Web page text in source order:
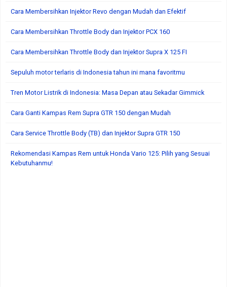
Cara Membersihkan Injektor Revo dengan Mudah dan Efektif
Cara Membersihkan Throttle Body dan Injektor PCX 160
Cara Membersihkan Throttle Body dan Injektor Supra X 125 FI
Sepuluh motor terlaris di Indonesia tahun ini mana favoritmu
Tren Motor Listrik di Indonesia: Masa Depan atau Sekadar Gimmick
Cara Ganti Kampas Rem Supra GTR 150 dengan Mudah
Cara Service Throttle Body (TB) dan Injektor Supra GTR 150
Rekomendasi Kampas Rem untuk Honda Vario 125: Pilih yang Sesuai
Kebutuhanmu!